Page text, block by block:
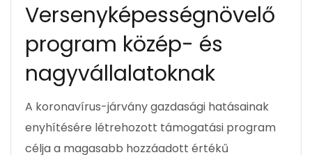
Versenyképességnövelő
program közép- és
nagyvállalatoknak
A koronavírus-járvány gazdasági hatásainak
enyhítésére létrehozott támogatási program
célja a magasabb hozzáadott értékű